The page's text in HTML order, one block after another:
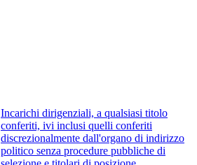
Incarichi dirigenziali, a qualsiasi titolo
conferiti, ivi inclusi quelli conferiti
discrezionalmente dall'organo di indirizzo
politico senza procedure pubbliche di